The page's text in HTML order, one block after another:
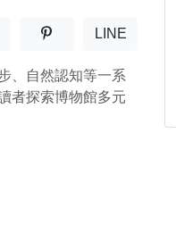
至facebook(另開新視窗)
分享至噗浪(另開新視
LINE
、自然認知等一系
者探索博物館多元